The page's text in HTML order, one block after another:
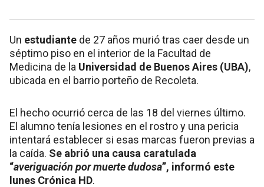
Un estudiante de 27 años murió tras caer desde un
séptimo piso en el interior de la Facultad de
Medicina de la Universidad de Buenos Aires (UBA),
ubicada en el barrio porteño de Recoleta.
El hecho ocurrió cerca de las 18 del viernes último.
El alumno tenía lesiones en el rostro y una pericia
intentará establecer si esas marcas fueron previas a
la caída. Se abrió una causa caratulada
“averiguación por muerte dudosa”, informó este
lunes Crónica HD.